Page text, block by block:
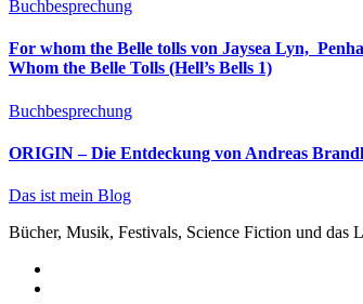
Buchbesprechung
For whom the Belle tolls von Jaysea Lyn, ‎ Penhaligon Verlag, ‎ 1.
Whom the Belle Tolls (Hell’s Bells 1)
Buchbesprechung
ORIGIN – Die Entdeckung von Andreas
Das ist mein Blog
Bücher, Musik, Festivals, Science Fiction und das